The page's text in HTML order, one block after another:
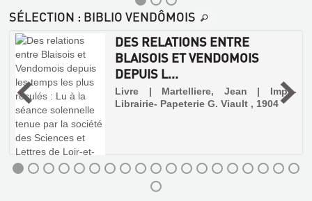
SÉLECTION : BIBLIO VENDÔMOIS
DES RELATIONS ENTRE
BLAISOIS ET VENDOMOIS
DEPUIS L...
Livre | Martelliere, Jean | Impr.-
Librairie- Papeterie G. Viault , 1904